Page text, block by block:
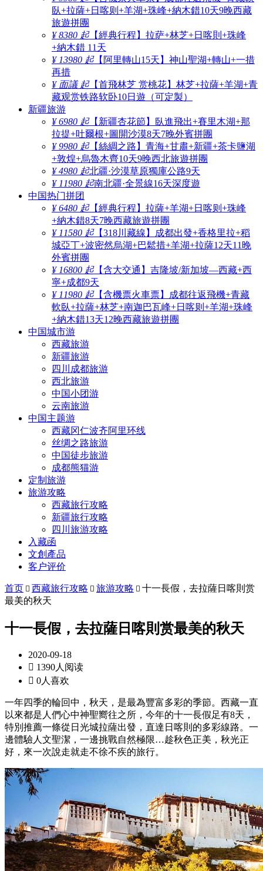
臥+拉薩+日喀则+羊湖+珠峰+納木錯10天9晚西藏
旅遊拼團
¥ 8380 起【經典行程】拉萨+林芝+日喀則+珠峰
+納木錯 11天
¥ 13980 起【阿里轉山15天】神山聖湖+轉山+一措
再措
¥ 面議 起【首飛林芝 赏桃花】林芝+拉薩+羊湖+青
藏观赏铁路软卧10日遊（可定製）
新疆旅游
¥ 6980 起【新疆杏花節】臥進飛出+賽里木湖+那
拉提+吐爾根+圖開沙漠8天7晚外賓拼團
¥ 9980 起【絲綢之路】青海+甘肅+新疆+茶卡鹽湖
+敦煌+烏魯木齊10天9晚西北旅遊拼團
¥ 4980 起北疆·沙漠草原獨庫公路9天
¥ 11980 起南北疆·全景線16天深度遊
中国热门拼团
¥ 6480 起【經典行程】拉薩+羊湖+日喀则+珠峰
+納木錯8天7晚西藏旅遊拼團
¥ 11580 起【318川藏線】成都出發+香格里拉+稻
城亞丁+波密然烏湖+巴鬆措+羊湖+拉薩12天11晚
外賓拼團
¥ 16800 起【含大交通】吉隆坡/新加坡—西藏+西
寧+成都9天
¥ 11980 起【含機票火車票】成都往返飛機+青藏
軟臥+拉薩+林芝+南迦巴瓦峰+日喀则+羊湖+珠峰
+納木錯13天12晚西藏旅遊拼團
中国城市游
西藏旅游
新疆旅游
四川成都旅游
西北旅游
中国小团游
云南旅游
中国主题游
西藏冈仁波齐阿里环线
丝绸之路旅游
中国徒步旅游
成都熊猫游
定制旅游
旅游攻略
西藏旅行攻略
新疆旅行攻略
四川旅游攻略
入藏函
文創產品
客户评价
首页  西藏旅行攻略  旅游攻略  十一長假，去拉薩日喀則赏
最美的秋天
十一長假，去拉薩日喀則赏最美的秋天
2020-09-18
 1390人阅读
 0人喜欢
一年四季的輪回中，秋天，是最為豐富多彩的季節。西藏一直
以來都是人們心中神聖嚮往之所，今年的十一長假足有8天，
特別推薦一條從日光城拉薩出發，直達日喀則的多彩線路。一
邊體驗人文聖潔，一邊挑戰自然極限…趁秋色正美，秋光正
好，來一次說走就走不徐不疾的旅行。